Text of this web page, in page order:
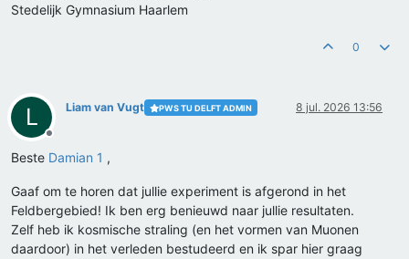
Stedelijk Gymnasium Haarlem
0
L
Offline
Liam van Vugt PWS TU DELFT ADMIN 8 jul. 2026 13:56
Beste Damian 1 ,
Gaaf om te horen dat jullie experiment is afgerond in het
Feldbergebied! Ik ben erg benieuwd naar jullie resultaten.
Zelf heb ik kosmische straling (en het vormen van Muonen
daardoor) in het verleden bestudeerd en ik spar hier graag